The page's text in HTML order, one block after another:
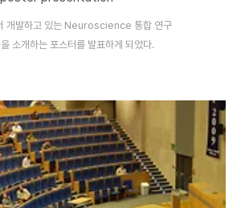
개발하고 있는 Neuroscience 통합 연구
개하는 포스터를 발표하게 되었다.